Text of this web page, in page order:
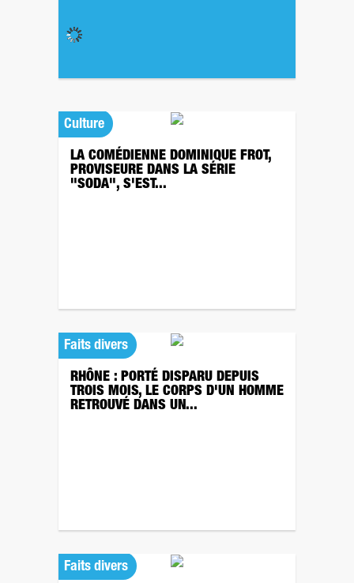
Culture
LA COMÉDIENNE DOMINIQUE FROT,
PROVISEURE DANS LA SÉRIE
"SODA", S'EST...
Faits divers
RHÔNE : PORTÉ DISPARU DEPUIS
TROIS MOIS, LE CORPS D'UN HOMME
RETROUVÉ DANS UN...
Faits divers